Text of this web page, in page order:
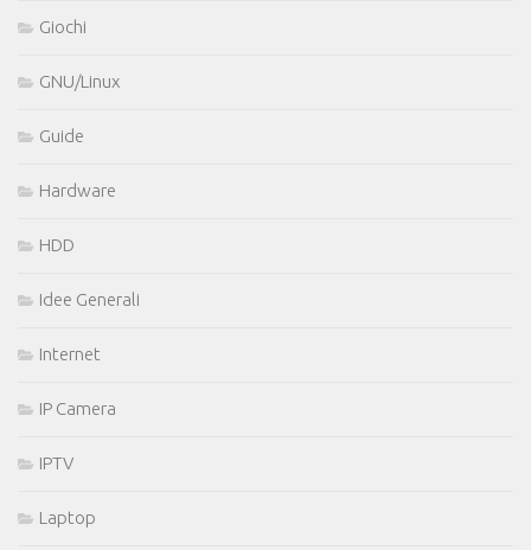
Giochi
GNU/Linux
Guide
Hardware
HDD
Idee Generali
Internet
IP Camera
IPTV
Laptop